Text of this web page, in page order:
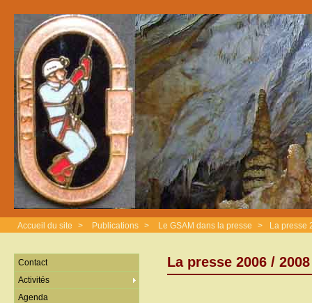
Accueil du site > Publications > Le GSAM dans la presse > La presse
La presse 2006 / 2008
Contact
Activités
Agenda